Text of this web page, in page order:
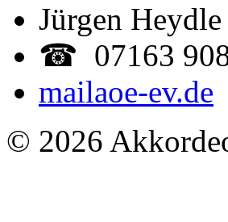
Jürgen Heydle
☎ 07163
mailaoe-ev.de
© 2026